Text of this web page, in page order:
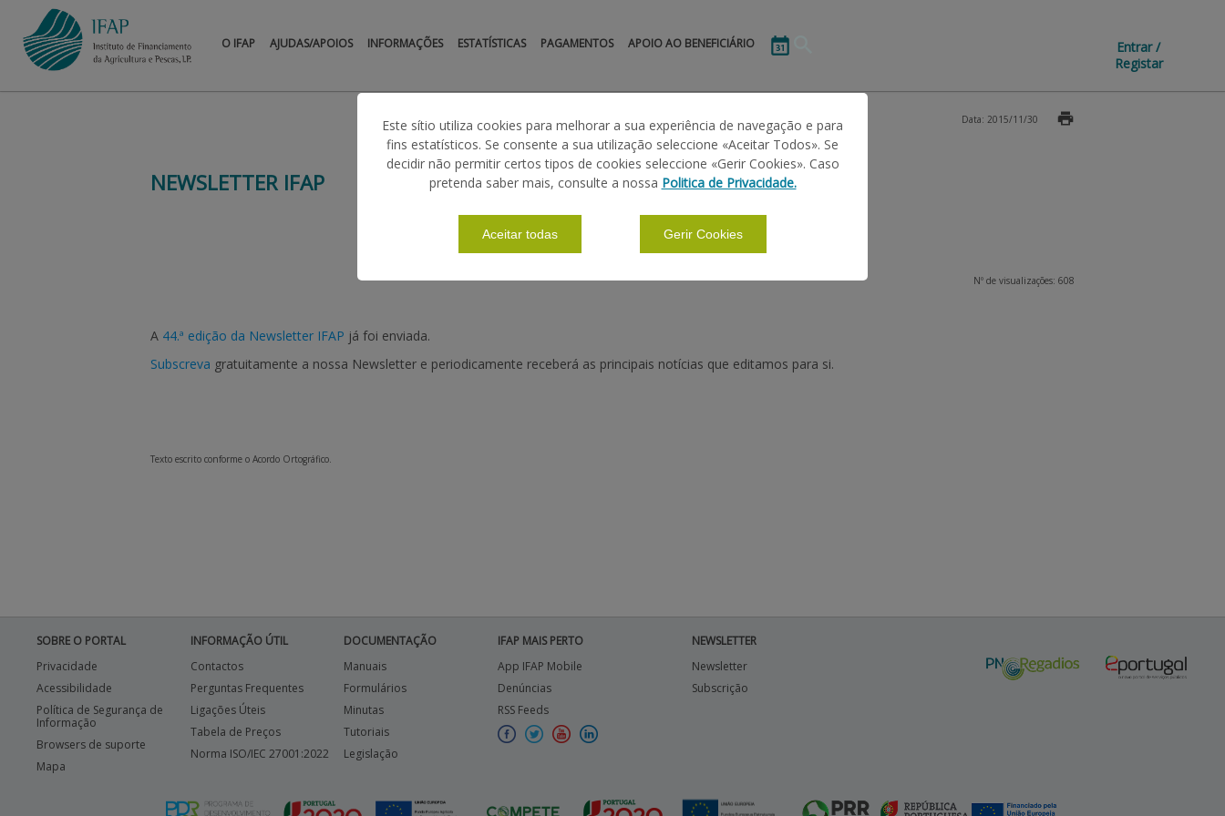
O IFAP AJUDAS/APOIOS INFORMAÇÕES ESTATÍSTICAS PAGAMENTOS APOIO AO BENEFICIÁRIO
Entrar /
Registar
NEWSLETTER IFAP
Data: 2015/11/30
Nº de visualizações: 608
A 44.ª edição da Newsletter IFAP já foi enviada.
Subscreva gratuitamente a nossa Newsletter e periodicamente receberá as principais notícias que editamos para si.
Texto escrito conforme o Acordo Ortográfico.
SOBRE O PORTAL
Privacidade
Acessibilidade
Política de Segurança de
Informação
Browsers de suporte
Mapa
INFORMAÇÃO ÚTIL
Contactos
Perguntas Frequentes
Ligações Úteis
Tabela de Preços
Norma ISO/IEC 27001:2022
DOCUMENTAÇÃO
Manuais
Formulários
Minutas
Tutoriais
Legislação
IFAP MAIS PERTO
App IFAP Mobile
Denúncias
RSS Feeds
NEWSLETTER
Newsletter
Subscrição
Este sítio utiliza cookies para melhorar a sua experiência de navegação e para
fins estatísticos. Se consente a sua utilização seleccione «Aceitar Todos». Se
decidir não permitir certos tipos de cookies seleccione «Gerir Cookies». Caso
pretenda saber mais, consulte a nossa Politica de Privacidade.
Aceitar todas Gerir Cookies